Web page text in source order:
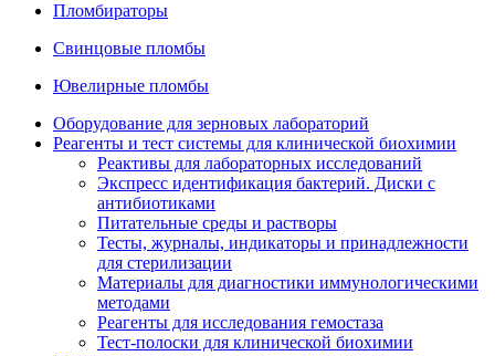
Пломбираторы
Свинцовые пломбы
Ювелирные пломбы
Оборудование для зерновых лабораторий
Реагенты и тест системы для клинической биохимии
Реактивы для лабораторных исследований
Экспресс идентификация бактерий. Диски с
антибиотиками
Питательные среды и растворы
Тесты, журналы, индикаторы и принадлежности
для стерилизации
Материалы для диагностики иммунологическими
методами
Реагенты для исследования гемостаза
Тест-полоски для клинической биохимии